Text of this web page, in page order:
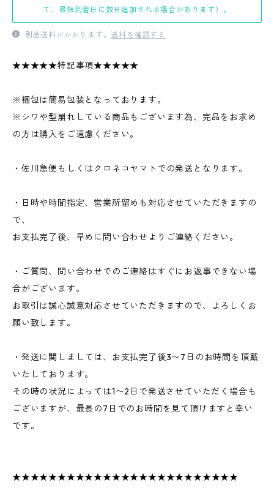
て、最短到着日に数日追加される場合があります）。
別途送料がかかります。送料を確認する
★★★★★特記事項★★★★★
※梱包は簡易包装となっております。
※シワや型崩れしている商品もございます為、完品をお求め
の方は購入をご遠慮ください。
・佐川急便もしくはクロネコヤマトでの発送となります。
・日時や時間指定、営業所留めも対応させていただきますの
で、
お支払完了後、早めに問い合わせよりご連絡ください。
・ご質問、問い合わせでのご連絡はすぐにお返事できない場
合がございます。
お取引は誠心誠意対応させていただきますので、よろしくお
願い致します。
・発送に関しましては、お支払完了後3〜7日のお時間を頂戴
いたしております。
その時の状況によっては1〜2日で発送させていただく場合も
ございますが、最長の7日でのお時間を見て頂けますと幸い
です。
★★★★★★★★★★★★★★★★★★★★★★★★★